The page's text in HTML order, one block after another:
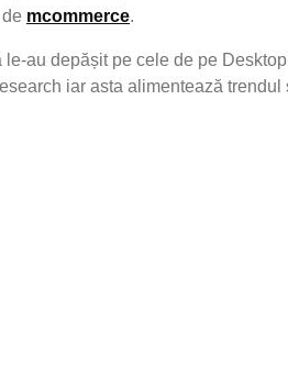
mcommerce.
au depășit pe cele de pe
iar asta alimentează